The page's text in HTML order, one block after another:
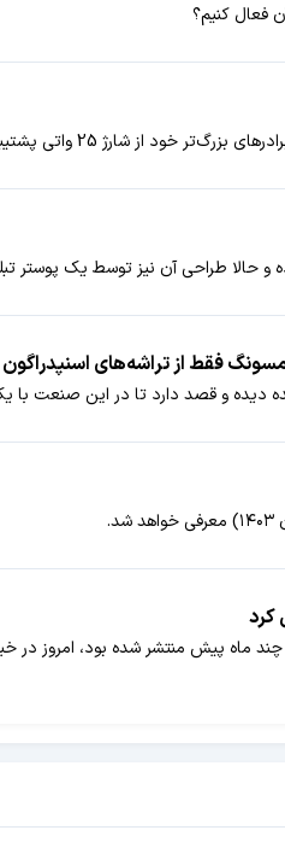
فعال کنیم؟
دیده و قصد دارد تا در این صنعت با
ماه پیش منتشر شده بود، امروز در